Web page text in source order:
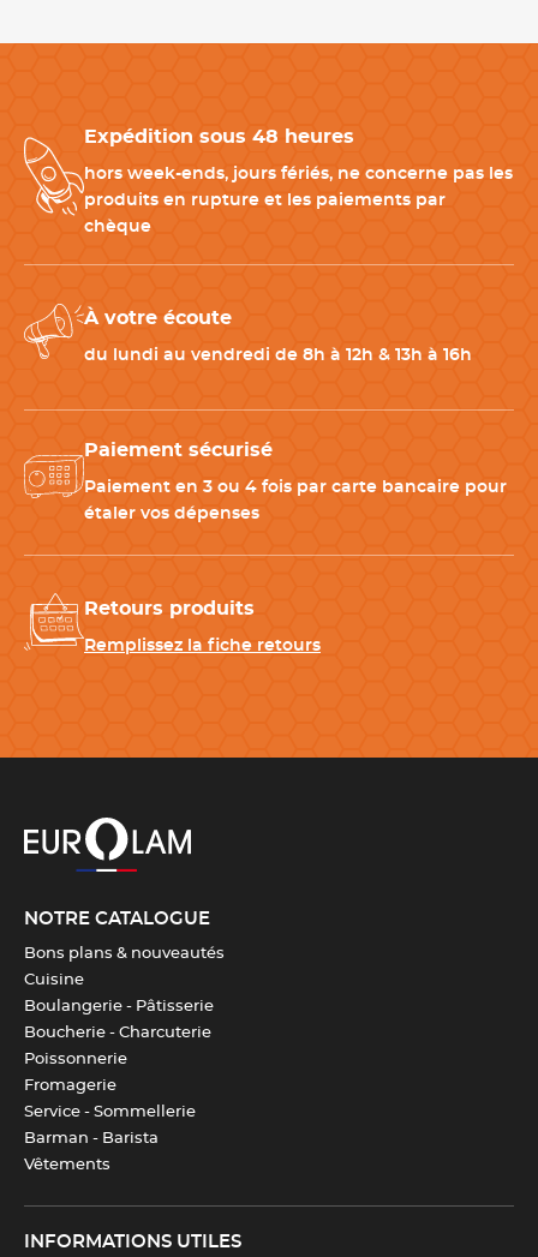
même sur mesure, dédiés aux professionnels des métiers de
bouche et sa renommée internationale prend forme. Son
principal objectif est de répondre aux besoins du client, elle est
en totale capacité d'innover en fonction des demandes du
CARACTÉRISTIQUES TECHNIQUES
Matériau Inox
vaisselle
Couleur(s)
Télécharger la fiche produit
Expédition sous 48 heures
hors week-ends, jours fériés, ne concerne pas les
produits en rupture et les paiements par
chèque
À votre écoute
du lundi au vendredi de 8h à 12h & 13h à 16h
Paiement sécurisé
Paiement en 3 ou 4 fois par carte bancaire pour
étaler vos dépenses
Retours produits
Remplissez la fiche retours
NOTRE CATALOGUE
Bons plans & nouveautés
Cuisine
Boulangerie - Pâtisserie
Boucherie - Charcuterie
Poissonnerie
Fromagerie
Service - Sommellerie
Barman - Barista
Vêtements
INFORMATIONS UTILES